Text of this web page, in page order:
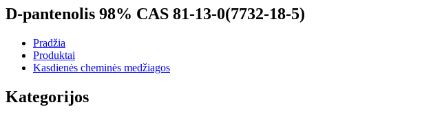
D-pantenolis 98% CAS 81-13-0(7732-18-5)
Pradžia
Produktai
Kasdienės cheminės medžiagos
Kategorijos